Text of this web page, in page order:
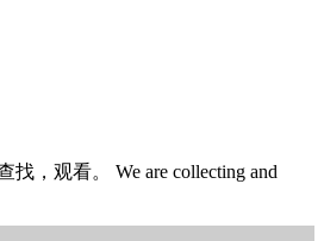
，观看。 We are collecting and